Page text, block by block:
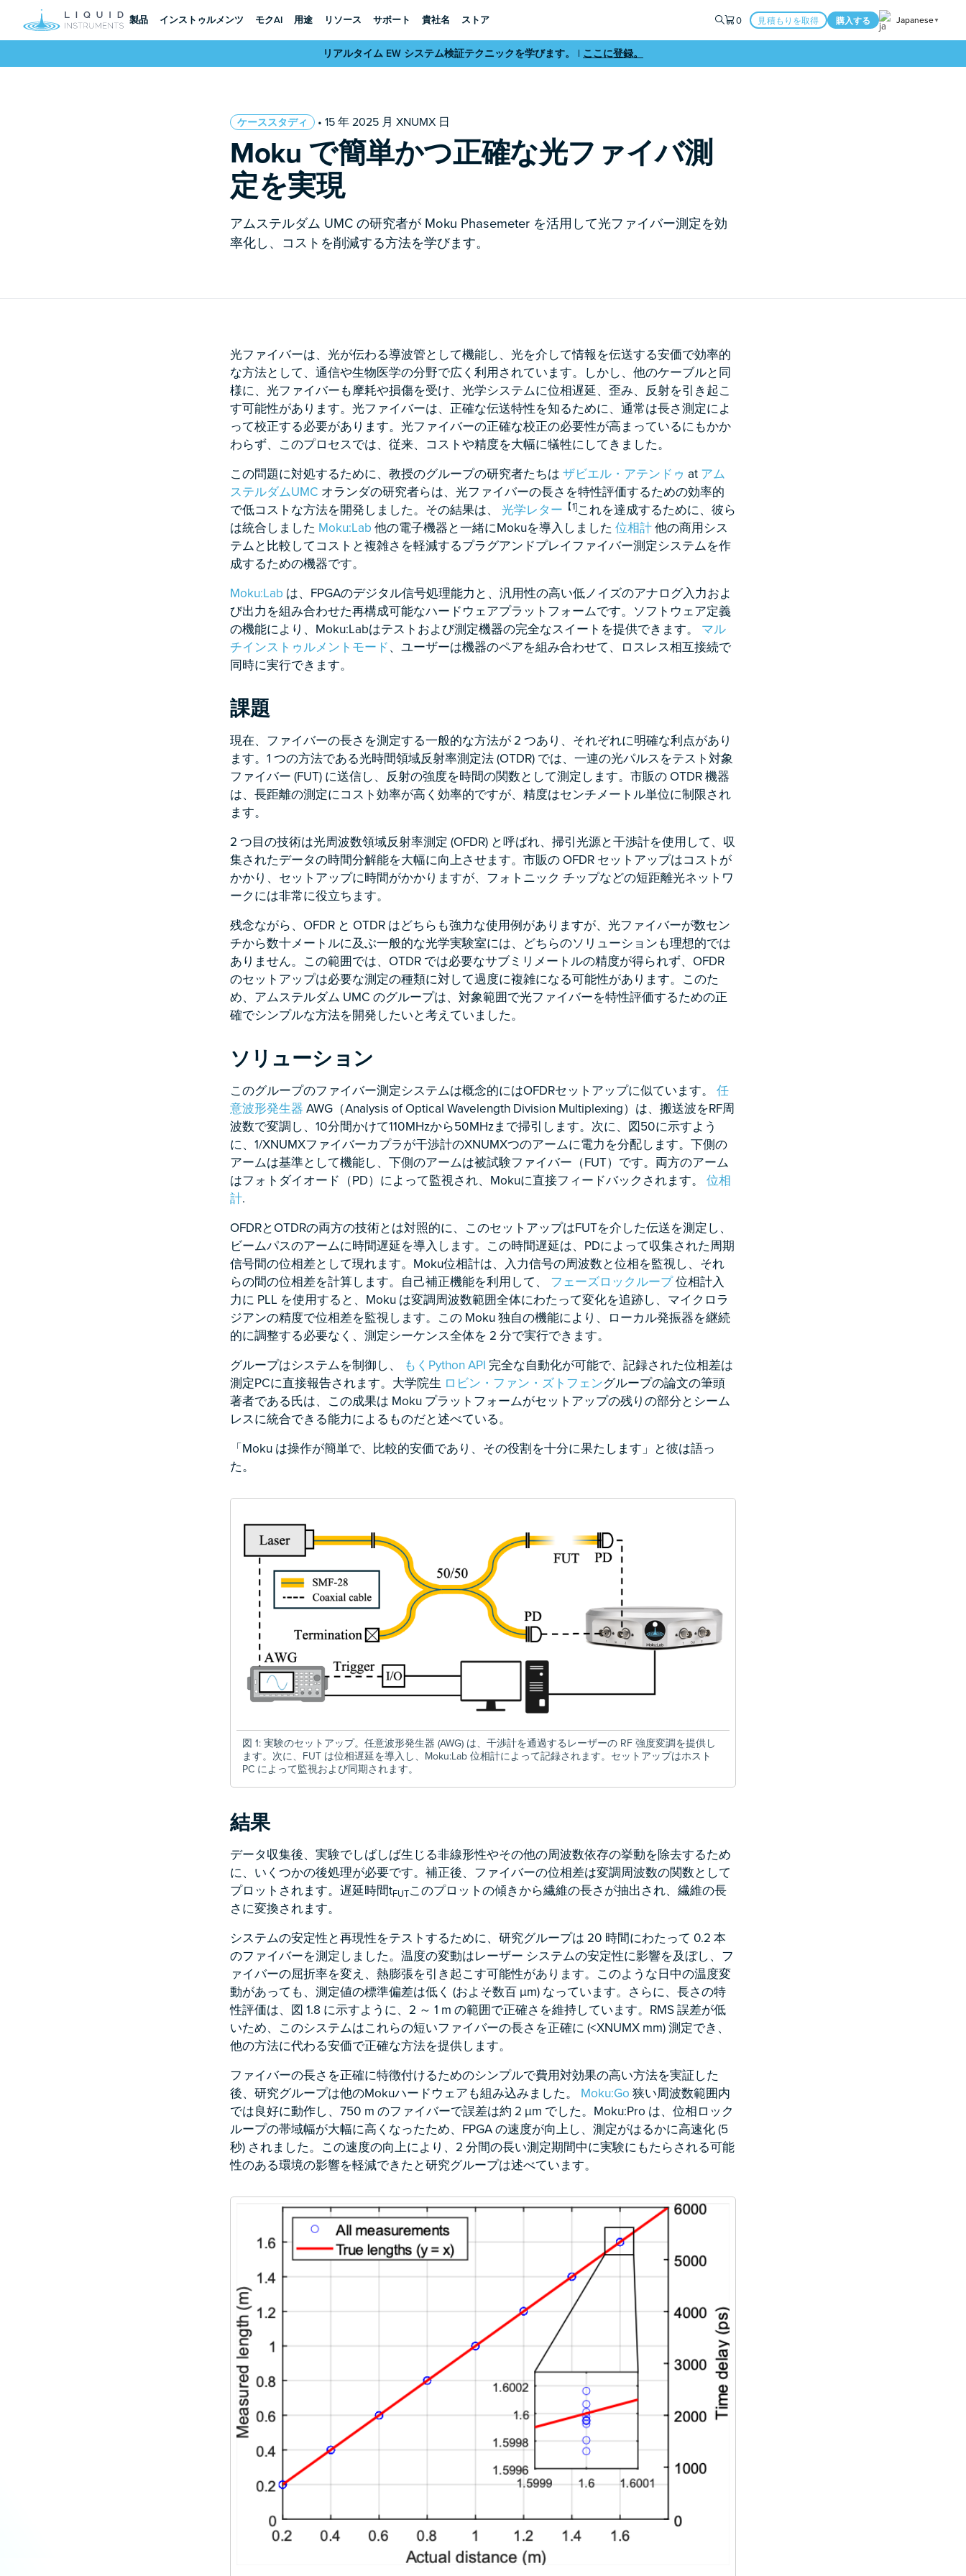
製品 インストゥルメンツ モクAI 用途 リソース サポート 貴社名 ストア 0 見積もりを取得 購入する Japanese▼
リアルタイム EW システム検証テクニックを学びます。 | ここに登録。
ケーススタディ • 15 年 2025 月 XNUMX 日
Moku で簡単かつ正確な光ファイバ測
定を実現
アムステルダム UMC の研究者が Moku Phasemeter を活用して光ファイバー測定を効
率化し、コストを削減する方法を学びます。
光ファイバーは、光が伝わる導波管として機能し、光を介して情報を伝送する安価で効率的
な方法として、通信や生物医学の分野で広く利用されています。しかし、他のケーブルと同
様に、光ファイバーも摩耗や損傷を受け、光学システムに位相遅延、歪み、反射を引き起こ
す可能性があります。光ファイバーは、正確な伝送特性を知るために、通常は長さ測定によ
って校正する必要があります。光ファイバーの正確な校正の必要性が高まっているにもかか
わらず、このプロセスでは、従来、コストや精度を大幅に犠牲にしてきました。
この問題に対処するために、教授のグループの研究者たちは ザビエル・アテンドゥ at アム
ステルダムUMC オランダの研究者らは、光ファイバーの長さを特性評価するための効率的
で低コストな方法を開発しました。その結果は、 光学レター 【1]これを達成するために、彼ら
は統合しました Moku:Lab 他の電子機器と一緒にMokuを導入しました 位相計他の商用シス
テムと比較してコストと複雑さを軽減するプラグアンドプレイファイバー測定システムを作
成するための機器です。
Moku:Lab は、FPGAのデジタル信号処理能力と、汎用性の高い低ノイズのアナログ入力およ
び出力を組み合わせた再構成可能なハードウェアプラットフォームです。ソフトウェア定義
の機能により、Moku:Labはテストおよび測定機器の完全なスイートを提供できます。 マル
チインストゥルメントモード、ユーザーは機器のペアを組み合わせて、ロスレス相互接続で
同時に実行できます。
課題
現在、ファイバーの長さを測定する一般的な方法が 2 つあり、それぞれに明確な利点があり
ます。1 つの方法である光時間領域反射率測定法 (OTDR) では、一連の光パルスをテスト対象
ファイバー (FUT) に送信し、反射の強度を時間の関数として測定します。市販の OTDR 機器
は、長距離の測定にコスト効率が高く効率的ですが、精度はセンチメートル単位に制限され
ます。
2 つ目の技術は光周波数領域反射率測定 (OFDR) と呼ばれ、掃引光源と干渉計を使用して、収
集されたデータの時間分解能を大幅に向上させます。市販の OFDR セットアップはコストが
かかり、セットアップに時間がかかりますが、フォトニック チップなどの短距離光ネットワ
ークには非常に役立ちます。
残念ながら、OFDR と OTDR はどちらも強力な使用例がありますが、光ファイバーが数セン
チから数十メートルに及ぶ一般的な光学実験室には、どちらのソリューションも理想的では
ありません。この範囲では、OTDR では必要なサブミリメートルの精度が得られず、OFDR
のセットアップは必要な測定の種類に対して過度に複雑になる可能性があります。このた
め、アムステルダム UMC のグループは、対象範囲で光ファイバーを特性評価するための正
確でシンプルな方法を開発したいと考えていました。
ソリューション
このグループのファイバー測定システムは概念的にはOFDRセットアップに似ています。 任
意波形発生器 AWG（Analysis of Optical Wavelength Division Multiplexing）は、搬送波をRF周
波数で変調し、10分間かけて110MHzから50MHzまで掃引します。次に、図50に示すよう
に、1/XNUMXファイバーカプラが干渉計のXNUMXつのアームに電力を分配します。下側の
アームは基準として機能し、下側のアームは被試験ファイバー（FUT）です。両方のアーム
はフォトダイオード（PD）によって監視され、Mokuに直接フィードバックされます。 位相
計.
OFDRとOTDRの両方の技術とは対照的に、このセットアップはFUTを介した伝送を測定し、
ビームパスのアームに時間遅延を導入します。この時間遅延は、PDによって収集された周期
信号間の位相差として現れます。Moku位相計は、入力信号の周波数と位相を監視し、それ
らの間の位相差を計算します。自己補正機能を利用して、 フェーズロックループ位相計入
力に PLL を使用すると、Moku は変調周波数範囲全体にわたって変化を追跡し、マイクロラ
ジアンの精度で位相差を監視します。この Moku 独自の機能により、ローカル発振器を継続
的に調整する必要なく、測定シーケンス全体を 2 分で実行できます。
グループはシステムを制御し、
もくPython API 完全な自動化が可能で、記録された位相差は
測定PCに直接報告されます。大学院生 ロビン・ファン・ズトフェングループの論文の筆頭
著者である氏は、この成果は Moku プラットフォームがセットアップの残りの部分とシーム
レスに統合できる能力によるものだと述べている。
「Moku は操作が簡単で、比較的安価であり、その役割を十分に果たします」と彼は語っ
た。
図 1: 実験のセットアップ。任意波形発生器 (AWG) は、干渉計を通過するレーザーの RF 強度変調を提供し
ます。次に、FUT は位相遅延を導入し、Moku:Lab 位相計によって記録されます。セットアップはホスト
PC によって監視および同期されます。
結果
データ収集後、実験でしばしば生じる非線形性やその他の周波数依存の挙動を除去するため
に、いくつかの後処理が必要です。補正後、ファイバーの位相差は変調周波数の関数として
プロットされます。遅延時間tFUTこのプロットの傾きから繊維の長さが抽出され、繊維の長
さに変換されます。
システムの安定性と再現性をテストするために、研究グループは 20 時間にわたって 0.2 本
のファイバーを測定しました。温度の変動はレーザー システムの安定性に影響を及ぼし、フ
ァイバーの屈折率を変え、熱膨張を引き起こす可能性があります。このような日中の温度変
動があっても、測定値の標準偏差は低く (およそ数百 µm) なっています。さらに、長さの特
性評価は、図 1.8 に示すように、2 ～ 1 m の範囲で正確さを維持しています。RMS 誤差が低
いため、このシステムはこれらの短いファイバーの長さを正確に (<XNUMX mm) 測定でき、
他の方法に代わる安価で正確な方法を提供します。
ファイバーの長さを正確に特徴付けるためのシンプルで費用対効果の高い方法を実証した
後、研究グループは他のMokuハードウェアも組み込みました。 Moku:Go 狭い周波数範囲内
では良好に動作し、750 m のファイバーで誤差は約 2 µm でした。Moku:Pro は、位相ロック
ループの帯域幅が大幅に高くなったため、FPGA の速度が向上し、測定がはるかに高速化 (5
秒) されました。この速度の向上により、2 分間の長い測定期間中に実験にもたらされる可能
性のある環境の影響を軽減できたと研究グループは述べています。